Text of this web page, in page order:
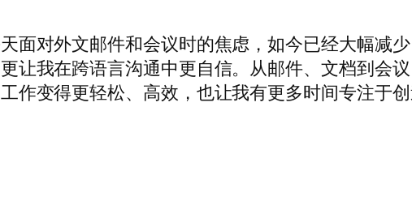
面对外文邮件和会议时的焦虑，如今已经大幅减
让我在跨语言沟通中更自信。从邮件、文档到会
作变得更轻松、高效，也让我有更多时间专注于创